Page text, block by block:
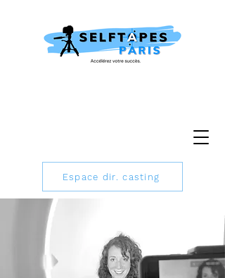
Espace dir. casting